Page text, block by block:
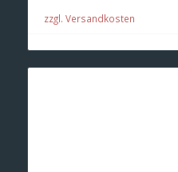
zzgl. Versandkosten